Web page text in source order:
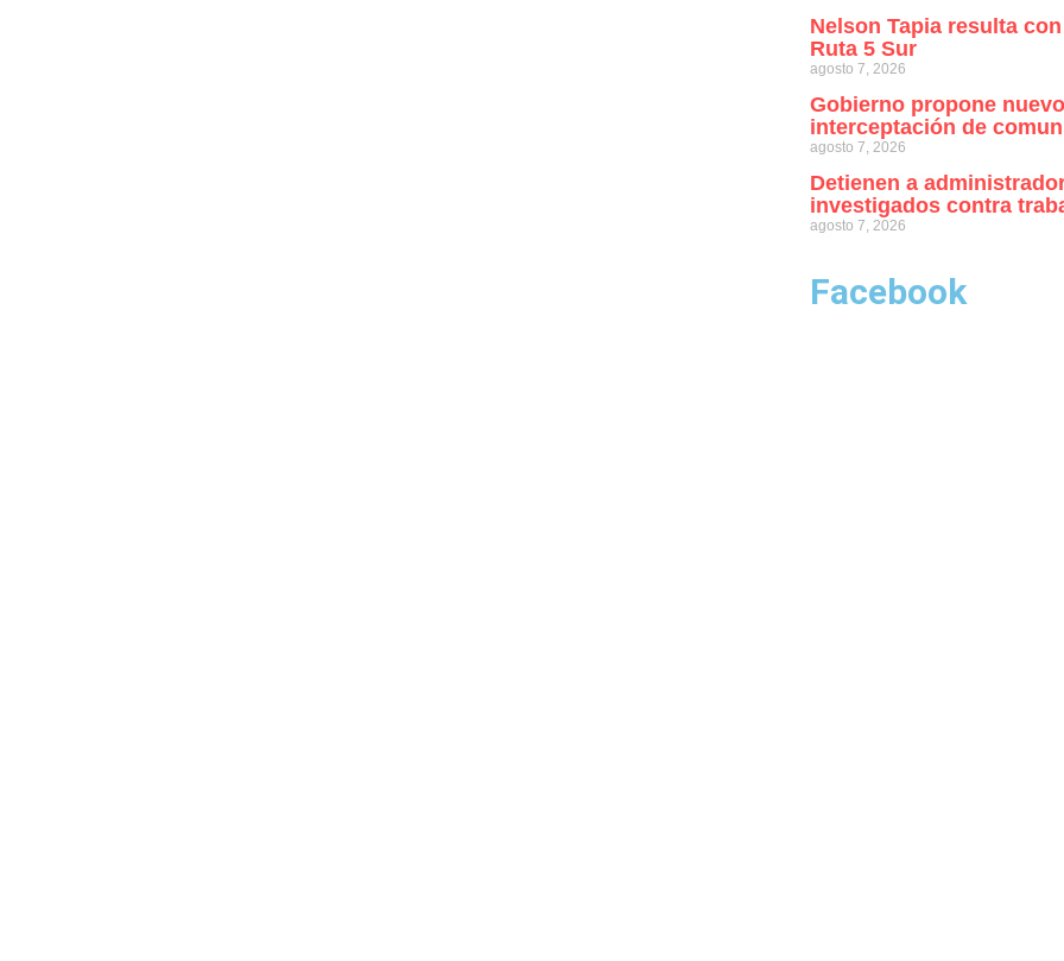
Nelson Tapia resulta
Ruta 5 Sur
agosto 7, 2026
Gobierno propone
interceptación de
agosto 7, 2026
Detienen a
investigados contra
agosto 7, 2026
Facebook